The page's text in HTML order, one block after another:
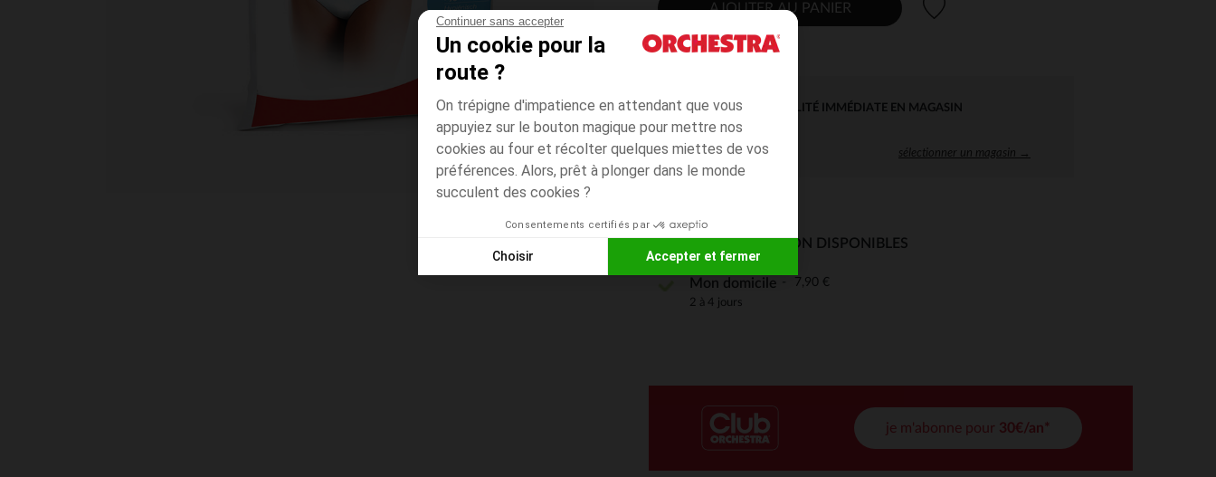
Continuer sans accepter
Un cookie pour la
route ?
On trépigne d'impatience en attendant que vous
appuyiez sur le bouton magique pour mettre nos
cookies au four et récolter quelques miettes de vos
préférences. Alors, prêt à plonger dans le monde
succulent des cookies ?
Consentements certifiés par
Choisir Accepter et fermer
Plateforme de Gestion du Consentement : Personnalisez vos Options
AJOUTER AU PANIER
DISPONIBILITÉ IMMÉDIATE EN MAGASIN
sélectionner un magasin →
MODES DE LIVRAISON DISPONIBLES
Mon domicile 7,90 €
2 à 4 jours
je m'abonne pour 30€/an*